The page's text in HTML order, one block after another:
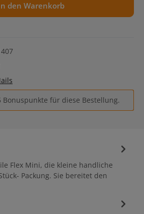
den Warenkorb
Bonuspunkte für diese Bestellung.
Flex Mini, die kleine handliche
Packung. Sie bereitet den